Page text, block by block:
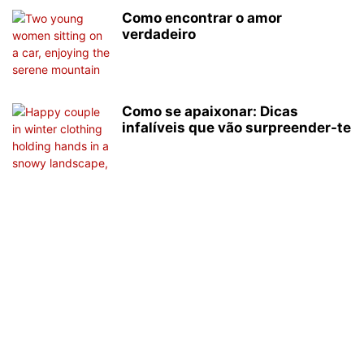
Como encontrar o amor
verdadeiro
Como se apaixonar: Dicas
infalíveis que vão surpreender-te